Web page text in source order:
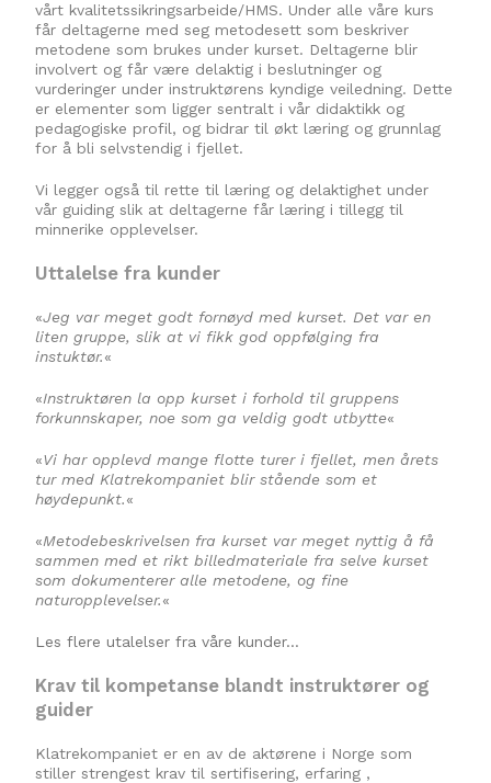
vårt kvalitetssikringsarbeide/HMS. Under alle våre kurs
får deltagerne med seg metodesett som beskriver
metodene som brukes under kurset. Deltagerne blir
involvert og får være delaktig i beslutninger og
vurderinger under instruktørens kyndige veiledning. Dette
er elementer som ligger sentralt i vår didaktikk og
pedagogiske profil, og bidrar til økt læring og grunnlag
for å bli selvstendig i fjellet.
Vi legger også til rette til læring og delaktighet under
vår guiding slik at deltagerne får læring i tillegg til
minnerike opplevelser.
Uttalelse fra kunder
«Jeg var meget godt fornøyd med kurset. Det var en
liten gruppe, slik at vi fikk god oppfølging fra
instuktør.«
«Instruktøren la opp kurset i forhold til gruppens
forkunnskaper, noe som ga veldig godt utbytte«
«Vi har opplevd mange flotte turer i fjellet, men årets
tur med Klatrekompaniet blir stående som et
høydepunkt.«
«Metodebeskrivelsen fra kurset var meget nyttig å få
sammen med et rikt billedmateriale fra selve kurset
som dokumenterer alle metodene, og fine
naturopplevelser.«
Les flere utalelser fra våre kunder…
Krav til kompetanse blandt instruktører og
guider
Klatrekompaniet er en av de aktørene i Norge som
stiller strengest krav til sertifisering, erfaring ,